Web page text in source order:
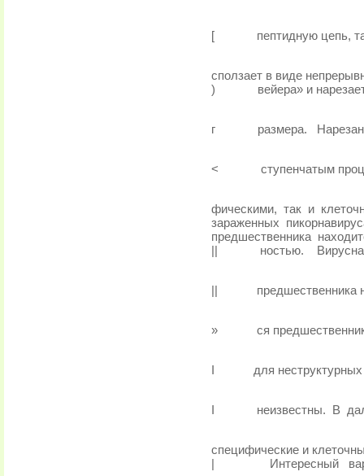
[ пептидную цепь,
сползает в виде
)
вейера» и
г размера.
< ступенчатым
фическими, так и
зараженных
предшественника
ностью.
предшественника
» ся
для
неизвестны. В
специфические и
Интересный